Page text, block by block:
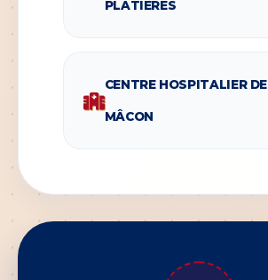
PLATIÈRES
CENTRE HOSPITALIER DE
MÂCON